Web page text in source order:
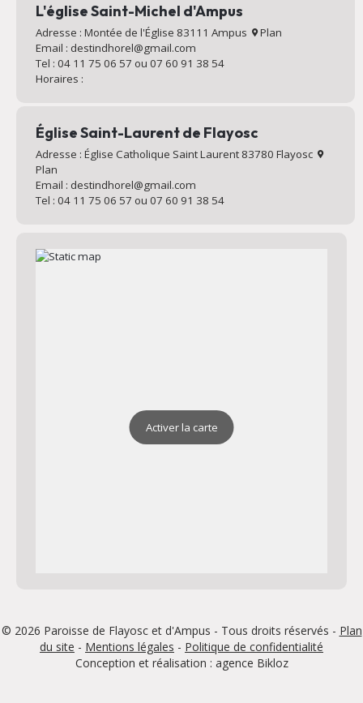
L'église Saint-Michel d'Ampus
Adresse : Montée de l'Église 83111 Ampus
Plan
Email : destindhorel@gmail.com
Tel : 04 11 75 06 57 ou 07 60 91 38 54
Horaires :
Église Saint-Laurent de Flayosc
Adresse : Église Catholique Saint Laurent 83780 Flayosc
Plan
Email : destindhorel@gmail.com
Tel : 04 11 75 06 57 ou 07 60 91 38 54
Activer la carte
© 2026 Paroisse de Flayosc et d'Ampus - Tous droits réservés - Plan
du site - Mentions légales - Politique de confidentialité
Conception et réalisation : agence Bikloz